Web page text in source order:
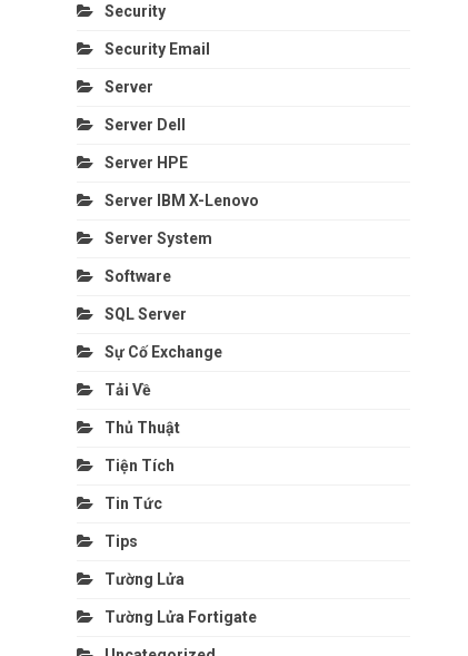
Security
Security Email
Server
Server Dell
Server HPE
Server IBM X-Lenovo
Server System
Software
SQL Server
Sự Cố Exchange
Tải Về
Thủ Thuật
Tiện Tích
Tin Tức
Tips
Tường Lửa
Tường Lửa Fortigate